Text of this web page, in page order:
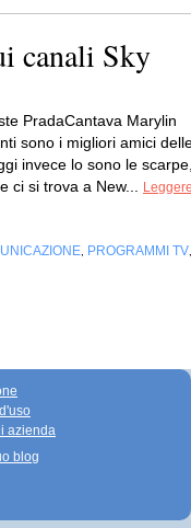
canali Sky
PradaCantava Marylin
sono i migliori amici
invece lo sono le
ci si trova a New...
PROGRAMMI TV
azienda
blog